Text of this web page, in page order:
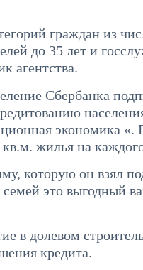
граждан из
до 35 лет и
агентства.
Сбербанка
экономика «.
жилья на
которую он взял
это выгодный
в долевом
кредита.